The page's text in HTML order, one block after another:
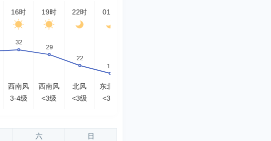
16时
西南风
3-4级
19时
西南风
<3级
22时
北风
<3级
01时
东北风
<3级
六 日